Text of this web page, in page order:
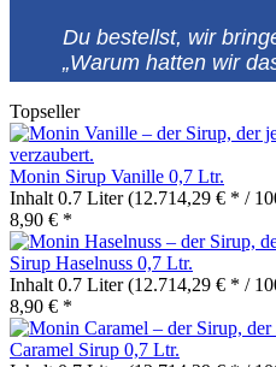
Du bestellst, wir
„Warum hatten wir
Topseller
Monin Sirup Vanille 0,7 Ltr.
Inhalt 0.7 Liter(12.714,29 € * /
8,90 € *
Sirup Haselnuss 0,7 Ltr.
Inhalt 0.7 Liter(12.714,29 € * /
8,90 € *
Caramel Sirup 0,7 Ltr.